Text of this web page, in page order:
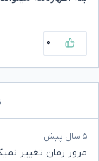
۰
۵ سال پیش
مرور زمان تغییر